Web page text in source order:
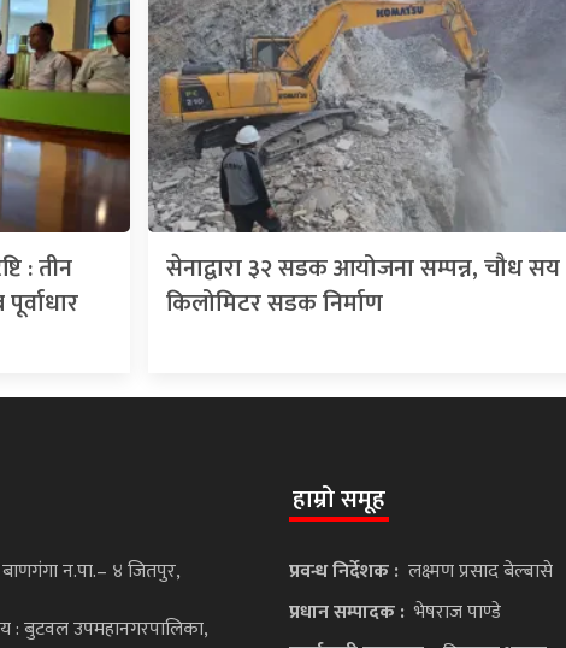
: तीन
सेनाद्वारा ३२ सडक आयोजना सम्पन्न, चौध सय
किलोमिटर सडक निर्माण
न.पा.– ४ जितपुर,
: बुटवल उपमहानगरपालिका,
हाम्रो समूह
प्रवन्ध निर्देशक :लक्ष्मण प्रसाद बेल्बासे
प्रधान सम्पादक :भेषराज पाण्डे